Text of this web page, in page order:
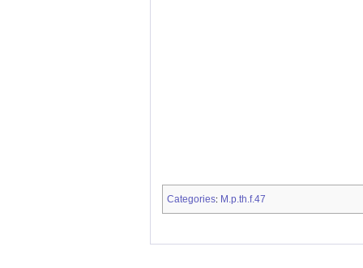
Categories: M.p.th.f.47